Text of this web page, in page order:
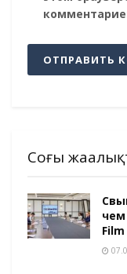
Соңғы
чем